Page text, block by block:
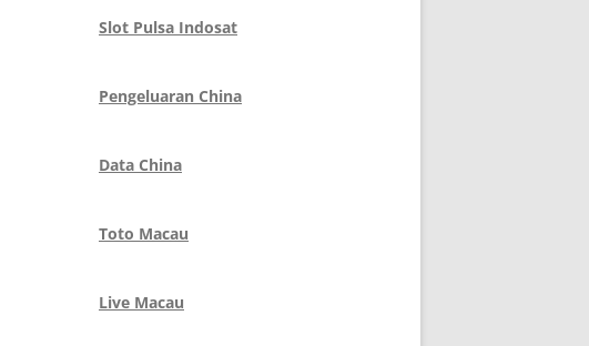
Slot Pulsa Indosat
Pengeluaran China
Data China
Toto Macau
Live Macau